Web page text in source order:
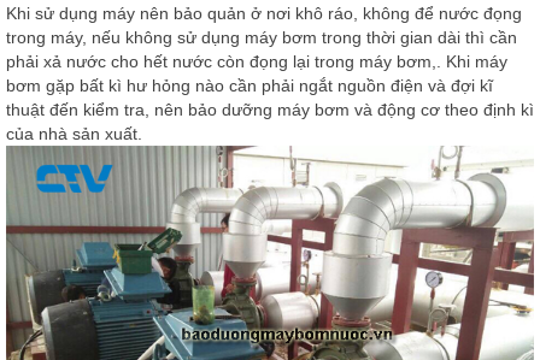
Khi sử dụng máy nên bảo quản ở nơi khô ráo, không để nước đọng
trong máy, nếu không sử dụng máy bơm trong thời gian dài thì cần
phải xả nước cho hết nước còn đọng lại trong máy bơm,. Khi máy
bơm gặp bất kì hư hỏng nào cần phải ngắt nguồn điện và đợi kĩ
thuật đến kiểm tra, nên bảo dưỡng máy bơm và động cơ theo định kì
của nhà sản xuất.